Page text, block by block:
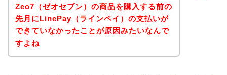
Zeo7（ゼオセブン）の商品を購入する前の
先月にLinePay（ラインペイ）の支払いが
できていなかったことが原因みたいなんで
すよね